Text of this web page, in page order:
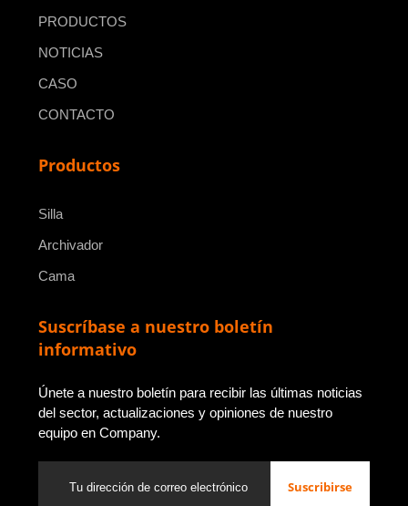
PRODUCTOS
NOTICIAS
CASO
CONTACTO
Productos
Silla
Archivador
Cama
Suscríbase a nuestro boletín
informativo
Únete a nuestro boletín para recibir las últimas noticias
del sector, actualizaciones y opiniones de nuestro
equipo en Company.
Suscribirse